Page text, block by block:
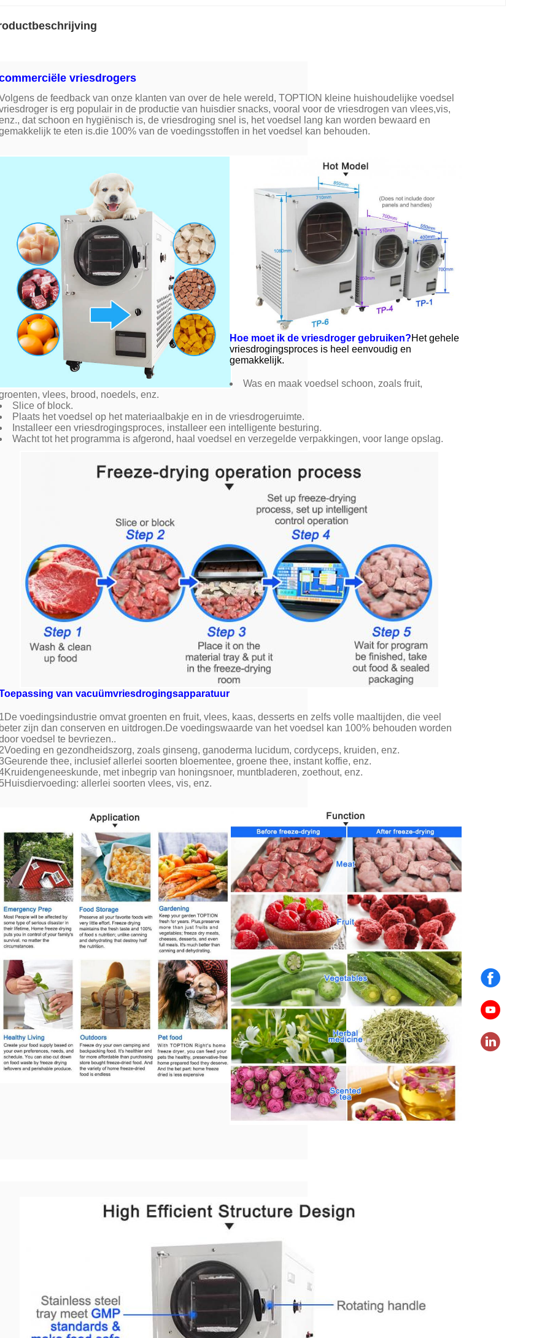
vriesdrogers
de feedback van onze klanten van over de hele wereld, TOPTION kleine huishoudelijke voedsel
is erg populair in de productie van huisdier snacks, vooral voor de vriesdrogen van vlees,vis,
dat schoon en hygiënisch is, de vriesdroging snel is, het voedsel lang kan worden bewaard en
te eten is.die 100% van de voedingsstoffen in het voedsel kan behouden.
Hoe moet ik de vriesdroger gebruiken?Het gehele
vriesdrogingsproces is heel eenvoudig en
gemakkelijk.
Was en maak voedsel schoon, zoals fruit,
vlees, brood, noedels, enz.
Slice of block.
Plaats het voedsel op het materiaalbakje en in de vriesdrogeruimte.
Installeer een vriesdrogingsproces, installeer een intelligente besturing.
Wacht tot het programma is afgerond, haal voedsel en verzegelde verpakkingen, voor lange opslag.
van vacuümvriesdrogingsapparatuur
voedingsindustrie omvat groenten en fruit, vlees, kaas, desserts en zelfs volle maaltijden, die veel
zijn dan conserven en uitdrogen.De voedingswaarde van het voedsel kan 100% behouden worden
voedsel te bevriezen..
en gezondheidszorg, zoals ginseng, ganoderma lucidum, cordyceps, kruiden, enz.
thee, inclusief allerlei soorten bloementee, groene thee, instant koffie, enz.
met inbegrip van honingsnoer, muntbladeren, zoethout, enz.
allerlei soorten vlees, vis, enz.